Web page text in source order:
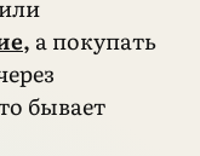
или
, а покупать
бывает